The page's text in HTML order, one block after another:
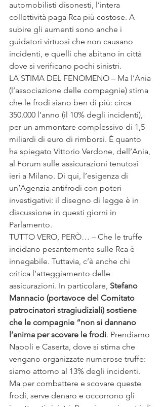
automobilisti disonesti, l’intera
collettività paga Rca più costose. A
subire gli aumenti sono anche i
guidatori virtuosi che non causano
incidenti, e quelli che abitano in città
dove si verificano pochi sinistri.
LA STIMA DEL FENOMENO – Ma l’Ania
(l’associazione delle compagnie) stima
che le frodi siano ben di più: circa
350.000 l’anno (il 10% degli incidenti),
per un ammontare complessivo di 1,5
miliardi di euro di rimborsi. È quanto
ha spiegato Vittorio Verdone, dell’Ania,
al Forum sulle assicurazioni tenutosi
ieri a Milano. Di qui, l’esigenza di
un’Agenzia antifrodi con poteri
investigativi: il disegno di legge è in
discussione in questi giorni in
Parlamento.
TUTTO VERO, PERÒ… – Che le truffe
incidano pesantemente sulle Rca è
innegabile. Tuttavia, c’è anche chi
critica l’atteggiamento delle
assicurazioni. In particolare, Stefano
Mannacio (portavoce del Comitato
patrocinatori stragiudiziali) sostiene
che le compagnie “non si dannano
l’anima per scovare le frodi. Prendiamo
Napoli e Caserta, dove si stima che
vengano organizzate numerose truffe:
siamo attorno al 13% degli incidenti.
Ma per combattere e scovare queste
frodi, serve denaro e occorrono gli